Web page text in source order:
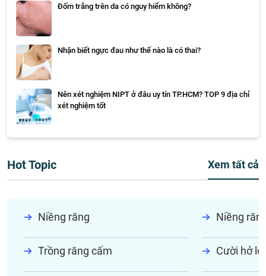
Đốm trắng trên da có nguy hiểm không?
Nhận biết ngực đau như thế nào là có thai?
Nên xét nghiệm NIPT ở đâu uy tín TP.HCM? TOP 9 địa chỉ
xét nghiệm tốt
Hot Topic Xem tất cả
Niềng răng Niềng
Trồng răng cấm Cười hở lợi